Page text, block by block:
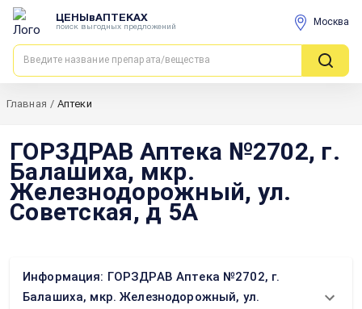
ЦЕНЫвАПТЕКАХ
поиск выгодных предложений Москва
Главная / Аптеки
ГОРЗДРАВ Аптека №2702, г.
Балашиха, мкр.
Железнодорожный, ул.
Советская, д 5А
Информация: ГОРЗДРАВ Аптека №2702, г.
Балашиха, мкр. Железнодорожный, ул.